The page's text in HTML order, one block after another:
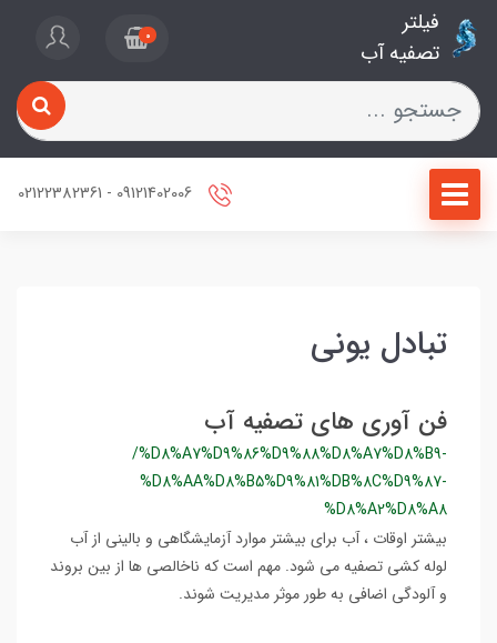
فیلتر
تصفیه آب
0
تبادل یونی
فن آوری های تصفیه آب
/%D8%A7%D9%86%D9%88%D8%A7%D8%B9-
%D8%AA%D8%B5%D9%81%DB%8C%D9%87-
%D8%A2%D8%A8
بیشتر اوقات ، آب برای بیشتر موارد آزمایشگاهی و بالینی از آب
لوله کشی تصفیه می شود. مهم است که ناخالصی ها از بین بروند
و آلودگی اضافی به طور موثر مدیریت شوند.